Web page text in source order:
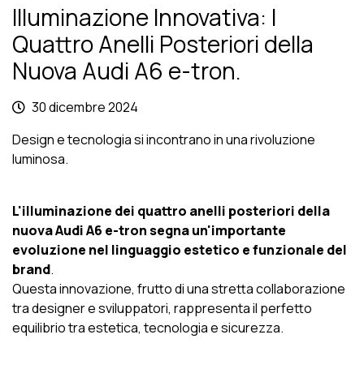
Illuminazione Innovativa: I
Quattro Anelli Posteriori della
Nuova Audi A6 e-tron.
30 dicembre 2024
Design e tecnologia si incontrano in una rivoluzione
luminosa.
L'illuminazione dei quattro anelli posteriori della
nuova Audi A6 e-tron segna un'importante
evoluzione nel linguaggio estetico e funzionale del
brand.
Questa innovazione, frutto di una stretta collaborazione
tra designer e sviluppatori, rappresenta il perfetto
equilibrio tra estetica, tecnologia e sicurezza.